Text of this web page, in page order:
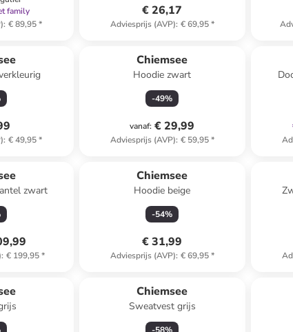
family
: € 89,95*
€ 26,17
Adviesprijs (AVP): € 69,95*
: € 49,95*
Chiemsee
Hoodie zwart
-49%
vanaf: € 29,99
Adviesprijs (AVP): € 59,95*
zwart
: € 199,95*
Chiemsee
Hoodie beige
-54%
€ 31,99
Adviesprijs (AVP): € 69,95*
Chiemsee
Sweatvest grijs